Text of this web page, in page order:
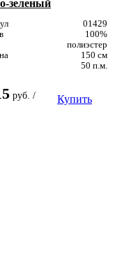
зеленый
01429
100%
полиэстер
150 см
50 п.м.
руб. /
Купить